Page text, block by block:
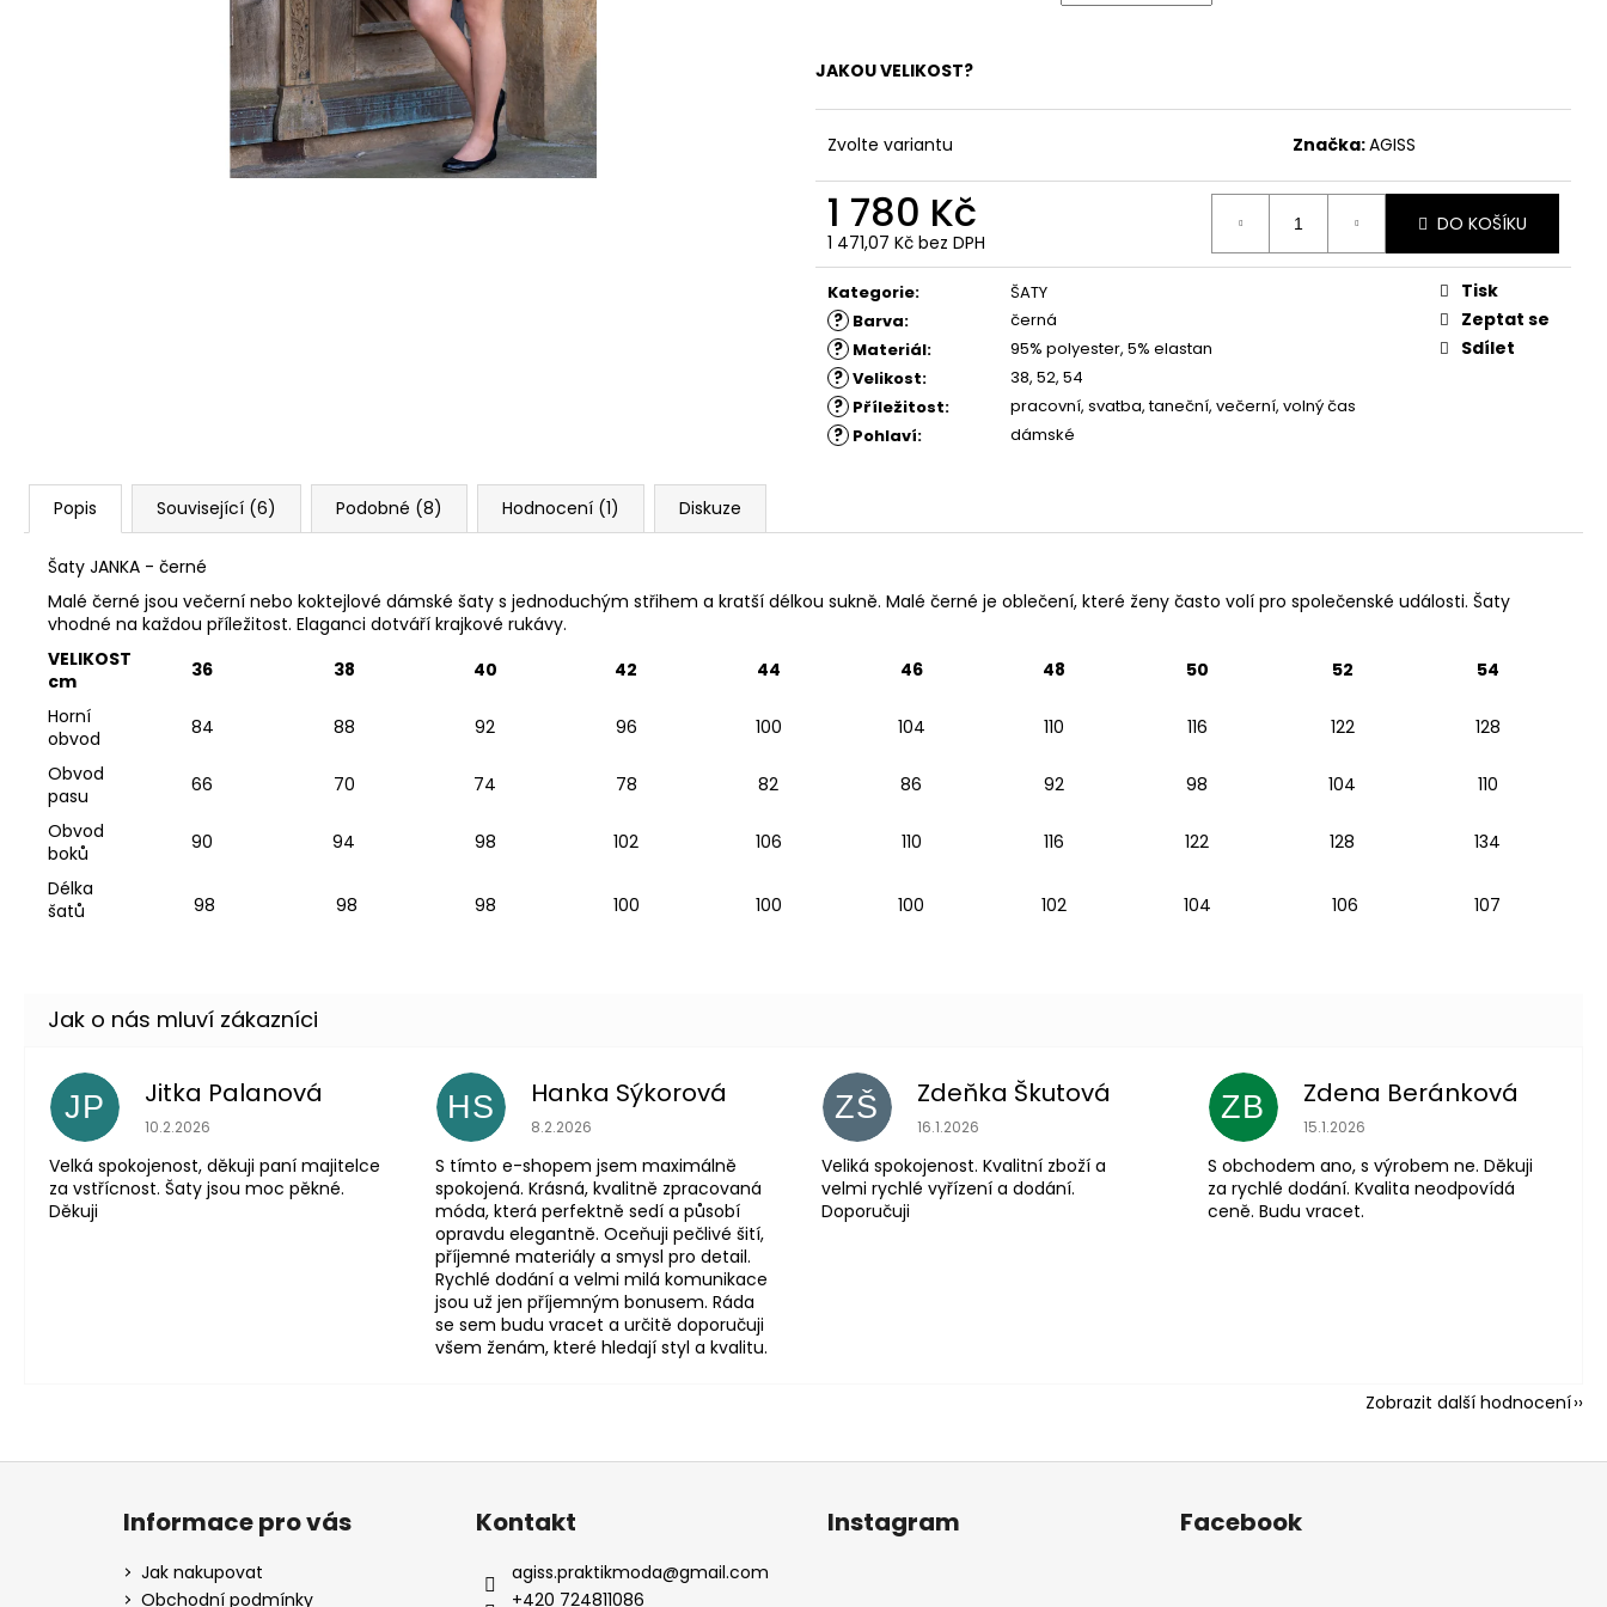
JAKOU VELIKOST?
Zvolte variantu Značka:AGISS
1 780 Kč
1 471,07 Kč bez DPH
Měrná
cena:
DO KOŠÍKU
Kategorie: ŠATY
? Barva: černá
? Materiál: 95% polyester, 5% elastan
? Velikost: 38, 52, 54
? Příležitost: pracovní, svatba, taneční, večerní, volný čas
? Pohlaví: dámské
Tisk
Zeptat se
Sdílet
Popis Související (6) Podobné (8) Hodnocení (1) Diskuze
Šaty JANKA - černé
Malé černé jsou večerní nebo koktejlové dámské šaty s jednoduchým střihem a kratší délkou sukně. Malé černé je oblečení, které ženy často volí pro společenské události. Šaty
vhodné na každou příležitost. Elaganci dotváří krajkové rukávy.
VELIKOST
cm
36 38 40 42 44 46 48 50 52
54
Horní
obvod
84 88 92 96 100 104 110 116 122
128
Obvod
pasu
66 70 74 78 82 86 92 98 104
110
Obvod
boků
90 94 98 102 106 110 116 122 128
134
Délka
šatů
98 98 98 100 100 100 102 104 106 107
JP Jitka Palanová
Hodnocení obchodu je 5 z 5 hvězdiček.
10.2.2026
Velká spokojenost, děkuji paní majitelce
za vstřícnost. Šaty jsou moc pěkné.
Děkuji
HS Hanka Sýkorová
Hodnocení obchodu je 5 z 5 hvězdiček.
8.2.2026
S tímto e-shopem jsem maximálně
spokojená. Krásná, kvalitně zpracovaná
móda, která perfektně sedí a působí
opravdu elegantně. Oceňuji pečlivé šití,
příjemné materiály a smysl pro detail.
Rychlé dodání a velmi milá komunikace
jsou už jen příjemným bonusem. Ráda
se sem budu vracet a určitě doporučuji
všem ženám, které hledají styl a kvalitu.
ZŠ Zdeňka Škutová
Hodnocení obchodu je 5 z 5 hvězdiček.
16.1.2026
Veliká spokojenost. Kvalitní zboží a
velmi rychlé vyřízení a dodání.
Doporučuji
ZB Zdena Beránková
Hodnocení obchodu je 1 z 5
15.1.2026
S obchodem ano, s výrobem ne. Děkuji
za rychlé dodání. Kvalita neodpovídá
ceně. Budu vracet.
Zobrazit další hodnocení
ŠATY SOŇA - ÚPLETOVÉ ŠATY
ŠATY LADKA - LETNÍ ŠATY
1 650 Kč
ŠATY ANIKA - POUZDROVÉ ŠATY -
1 750 Kč
Z
Informace pro vás
Jak nakupovat
Obchodní podmínky
Kontakt
agiss.praktikmoda@gmail.com
+420 724811086
Instagram Facebook